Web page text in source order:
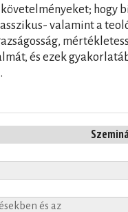
hogy
valamint a
és ezek
és az